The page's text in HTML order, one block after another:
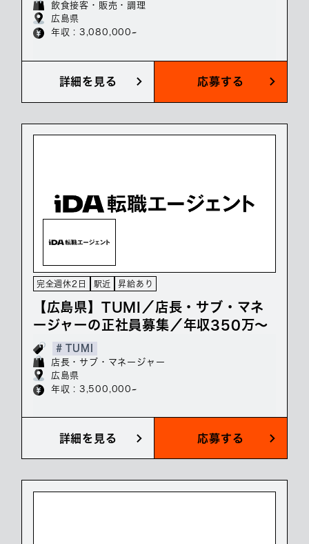
飲食接客・販売・調理
広島県
年収 : 3,080,000~
詳細を見る 応募する
完全週休2日 駅近 昇給あり
【広島県】TUMI／店長・サブ・マネ
ージャーの正社員募集／年収350万～
# TUMI
店長・サブ・マネージャー
広島県
年収 : 3,500,000~
詳細を見る 応募する